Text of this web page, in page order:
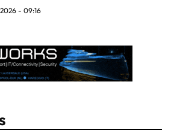
- 09:16